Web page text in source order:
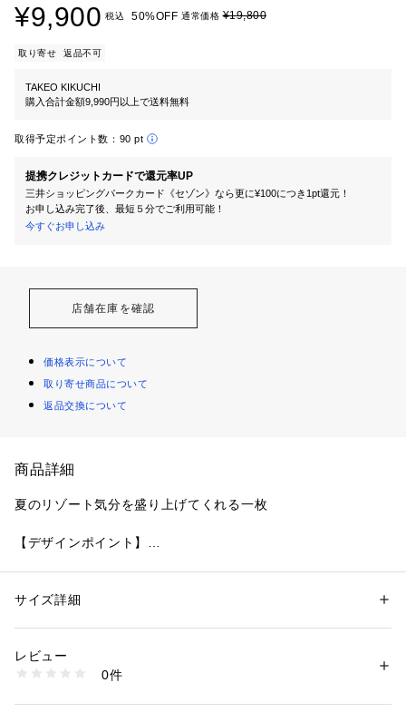
¥9,900 税込 50%OFF 通常価格¥19,800
取り寄せ 返品不可
TAKEO KIKUCHI
購入合計金額9,990円以上で送料無料
取得予定ポイント数： 90 pt
提携クレジットカードで還元率UP
三井ショッピングパークカード《セゾン》なら更に¥100につき1pt還元！
お申し込み完了後、最短５分でご利用可能！
今すぐお申し込み
店舗在庫を確認
価格表示について
取り寄せ商品について
返品交換について
商品詳細
夏のリゾート気分を盛り上げてくれる一枚
【デザインポイント】
鮮やかな花柄デザインとレーヨン100％の軽やかな素材が、リ
＜デザインと着心地＞
鮮やかなトロピカル柄がどんな場面でも目を惹きます。
性別：メンズ
素材：レーヨン100％
商品番号：
931-85609 （ショップ）
サイズ詳細
レビュー
0件